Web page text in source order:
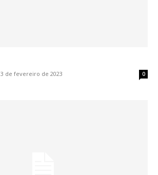
3 de fevereiro de 2023 0